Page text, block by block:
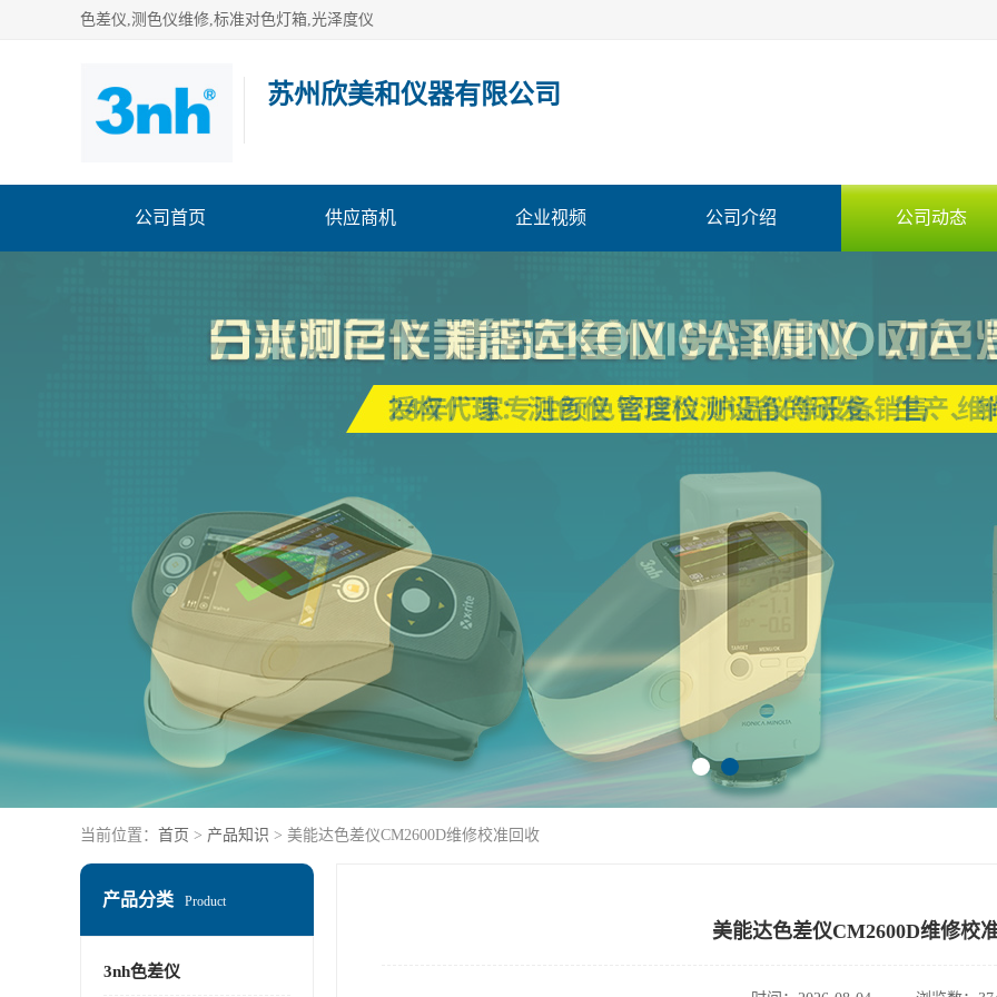
色差仪,测色仪维修,标准对色灯箱,光泽度仪
苏州欣美和仪器有限公司
公司首页 供应商机 企业视频 公司介绍 公司动态
当前位置： 首页 > 产品知识 > 美能达色差仪CM2600D维修校准回收
产品分类 Product
3nh色差仪
美能达色差仪CM2600D维修校